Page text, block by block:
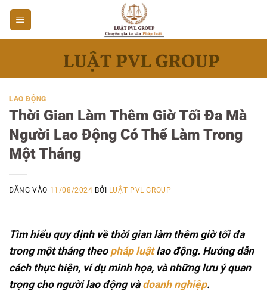
Bỏ
qua
nội
LAO ĐỘNG
Thời Gian Làm Thêm Giờ Tối Đa Mà
Người Lao Động Có Thể Làm Trong
Một Tháng
ĐĂNG VÀO 11/08/2024 BỞI LUẬT PVL GROUP
Tìm hiểu quy định về thời gian làm thêm giờ tối đa
trong một tháng theo pháp luậtlao động. Hướng dẫn
cách thực hiện, ví dụ minh họa, và những lưu ý quan
trọng cho người lao động và doanh nghiệp.